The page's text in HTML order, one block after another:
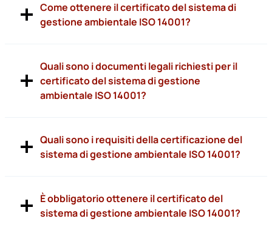
Come ottenere il certificato del sistema di
gestione ambientale ISO 14001?
Quali sono i documenti legali richiesti per il
certificato del sistema di gestione
ambientale ISO 14001?
Quali sono i requisiti della certificazione del
sistema di gestione ambientale ISO 14001?
È obbligatorio ottenere il certificato del
sistema di gestione ambientale ISO 14001?